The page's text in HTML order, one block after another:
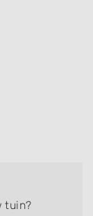
tuin?